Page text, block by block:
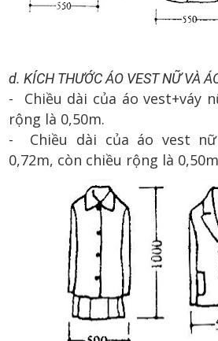
d. KÍCH THƯỚC ÁO VEST NỮ VÀ
- Chiều dài của áo vest+váy
rộng là 0,50m.
- Chiều dài của áo vest
0,72m, còn chiều rộng là